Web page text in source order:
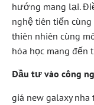
hướng mang lại.
nghệ tiên tiến
thiên nhiên cùng
hóa học mang đến
Đầu tư vào công
giá new galaxy